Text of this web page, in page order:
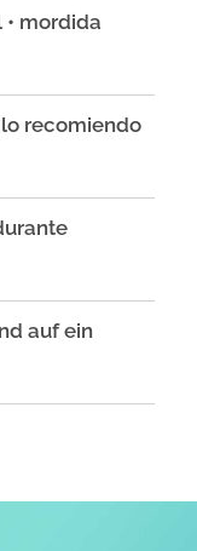
mordida
recomiendo
auf ein